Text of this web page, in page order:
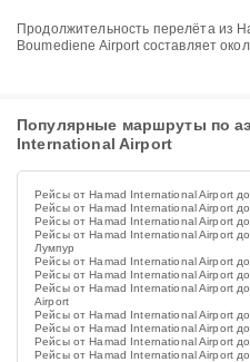
Продолжительность перелёта из Hamad International Airport в Houari
Boumediene Airport составляет
Популярные маршруты по
International Airport
Рейсы от Hamad International Airport
Рейсы от Hamad International Airport
Рейсы от Hamad International Airport
Рейсы от Hamad International Airport
Лумпур
Рейсы от Hamad International Airport
Рейсы от Hamad International Airport
Рейсы от Hamad International Airport
Airport
Рейсы от Hamad International Airport
Рейсы от Hamad International Airport
Рейсы от Hamad International Airport
Рейсы от Hamad International Airport